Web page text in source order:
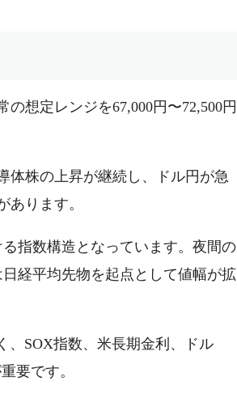
の想定レンジを67,000円〜72,500円
体株の上昇が継続し、ドル円が急
あります。
指数構造となっています。夜間の
経平均先物を起点として値幅が拡
、SOX指数、米長期金利、ドル
要です。